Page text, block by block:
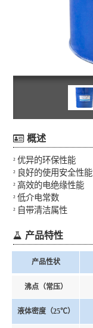
概述
²优异的环保性能
² 良好的使用安全性能
² 高效的电绝缘性能
²低介电常数
² 自带清洁属性
产品特性
产品性状
沸点（常压）
液体密度（25℃）